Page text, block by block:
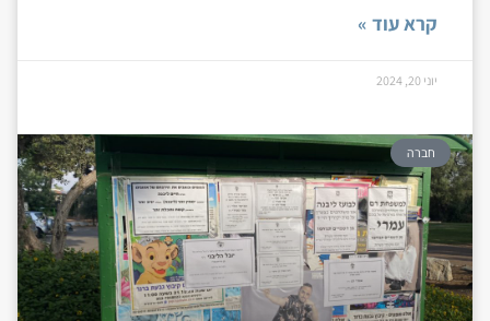
קרא עוד »
יוני 20, 2024
חברה